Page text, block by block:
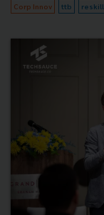
Corp Innov ttb reskill